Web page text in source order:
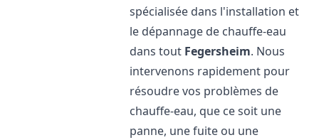
spécialisée dans l'installation et
le dépannage de chauffe-eau
dans tout Fegersheim. Nous
intervenons rapidement pour
résoudre vos problèmes de
chauffe-eau, que ce soit une
panne, une fuite ou une